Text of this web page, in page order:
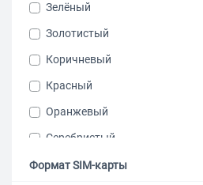
Tecno
teXet
Ulefone
XIAOMI
Зелёный
Золотистый
Коричневый
Красный
Оранжевый
Серебристый
Серый
Формат SIM-карты